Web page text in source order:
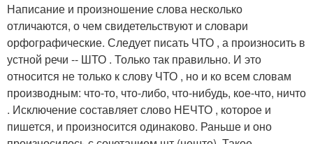
Написание и произношение слова несколько
отличаются, о чем свидетельствуют и словари
орфографические. Следует писать ЧТО , а произносить в
устной речи -- ШТО . Только так правильно. И это
относится не только к слову ЧТО , но и ко всем словам
производным: что-то, что-либо, что-нибудь, кое-что, ничто
. Исключение составляет слово НЕЧТО , которое и
пишется, и произносится одинаково. Раньше и оно